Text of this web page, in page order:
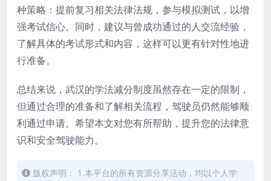
种策略：提前复习相关法律法规，参与模拟测试，以增
强考试信心。同时，建议与曾成功通过的人交流经验，
了解具体的考试形式和内容，这样可以更有针对性地进
行准备。
总结来说，武汉的学法减分制度虽然存在一定的限制，
但通过合理的准备和了解相关流程，驾驶员仍然能够顺
利通过申请。希望本文对您有所帮助，提升您的法律意
识和安全驾驶能力。
版权声明： 1.本平台的所有资源分享活动，均以个人学